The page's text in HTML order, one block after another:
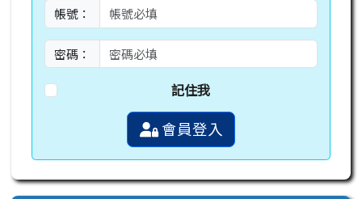
帳號：
密碼：
記住我
會員登入